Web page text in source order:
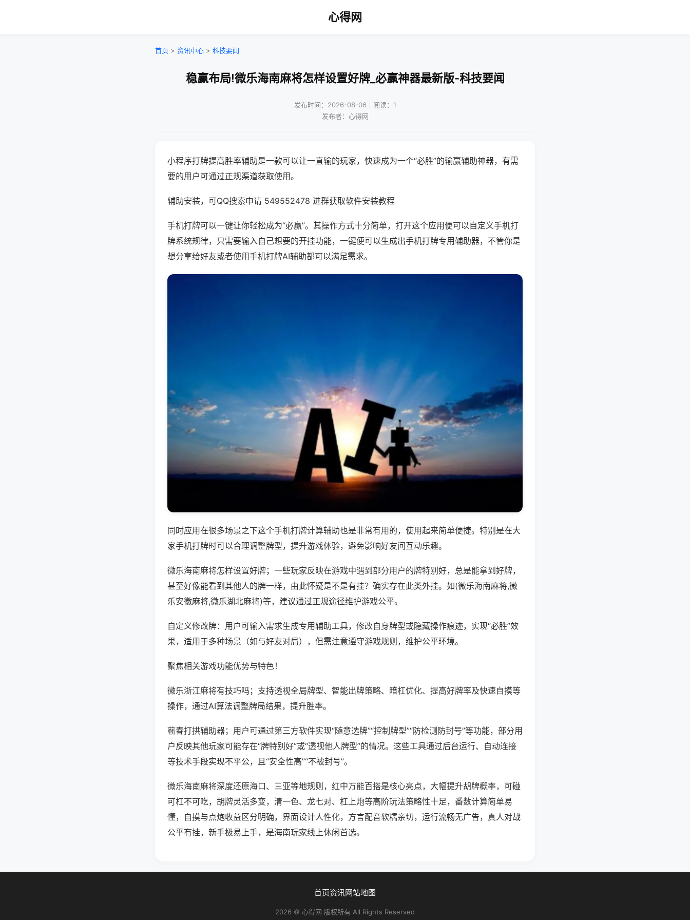
心得网
首页 > 资讯中心 > 科技要闻
稳赢布局!微乐海南麻将怎样设置好牌_必赢神器最新版-科技要闻
发布时间：2026-08-06｜阅读：1
发布者：心得网
小程序打牌提高胜率辅助是一款可以让一直输的玩家，快速成为一个“必胜”的输赢辅助神器，有需
要的用户可通过正规渠道获取使用。
辅助安装，可QQ搜索申请 549552478 进群获取软件安装教程
手机打牌可以一键让你轻松成为“必赢”。其操作方式十分简单，打开这个应用便可以自定义手机打
牌系统规律，只需要输入自己想要的开挂功能，一键便可以生成出手机打牌专用辅助器，不管你是
想分享给好友或者使用手机打牌AI辅助都可以满足需求。
同时应用在很多场景之下这个手机打牌计算辅助也是非常有用的，使用起来简单便捷。特别是在大
家手机打牌时可以合理调整牌型，提升游戏体验，避免影响好友间互动乐趣。
微乐海南麻将怎样设置好牌；一些玩家反映在游戏中遇到部分用户的牌特别好，总是能拿到好牌，
甚至好像能看到其他人的牌一样，由此怀疑是不是有挂？确实存在此类外挂。如(微乐海南麻将,微
乐安徽麻将,微乐湖北麻将)等，建议通过正规途径维护游戏公平。
自定义修改牌：用户可输入需求生成专用辅助工具，修改自身牌型或隐藏操作痕迹，实现“必胜”效
果，适用于多种场景（如与好友对局），但需注意遵守游戏规则，维护公平环境。
聚焦相关游戏功能优势与特色！
微乐浙江麻将有技巧吗；支持透视全局牌型、智能出牌策略、暗杠优化、提高好牌率及快速自摸等
操作，通过AI算法调整牌局结果，提升胜率。
蕲春打拱辅助器；用户可通过第三方软件实现“随意选牌”“控制牌型”“防检测防封号”等功能，部分用
户反映其他玩家可能存在“牌特别好”或“透视他人牌型”的情况。这些工具通过后台运行、自动连接
等技术手段实现不平公，且“安全性高”“不被封号”。
微乐海南麻将深度还原海口、三亚等地规则，红中万能百搭是核心亮点，大幅提升胡牌概率，可碰
可杠不可吃，胡牌灵活多变，清一色、龙七对、杠上炮等高阶玩法策略性十足，番数计算简单易
懂，自摸与点炮收益区分明确，界面设计人性化，方言配音软糯亲切，运行流畅无广告，真人对战
公平有挂，新手极易上手，是海南玩家线上休闲首选。
首页资讯网站地图
2026 © 心得网 版权所有 All Rights Reserved